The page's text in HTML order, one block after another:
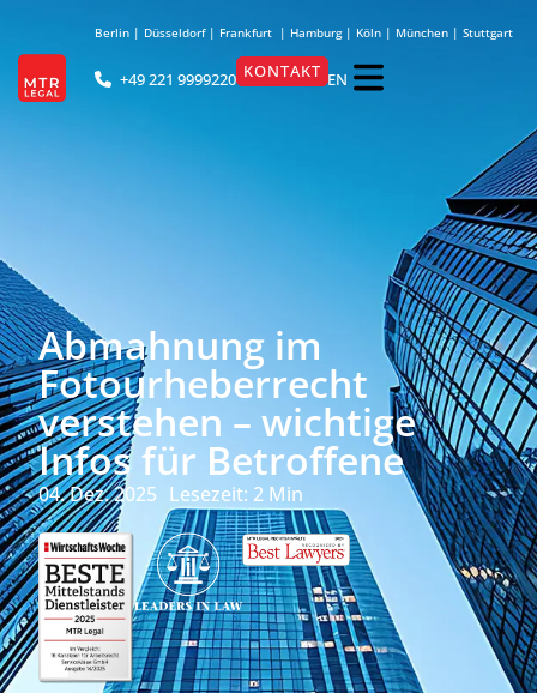
Berlin | Düsseldorf| Frankfurt | Hamburg| Köln | München | Stuttgart
+49 221 9999220 KONTAKT EN
Abmahnung im
Fotourheberrecht
verstehen – wichtige
Infos für Betroffene
04. Dez. 2025 Lesezeit: 2 Min